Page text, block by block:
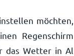
möchten,
Regenschirm
das Wetter in Al